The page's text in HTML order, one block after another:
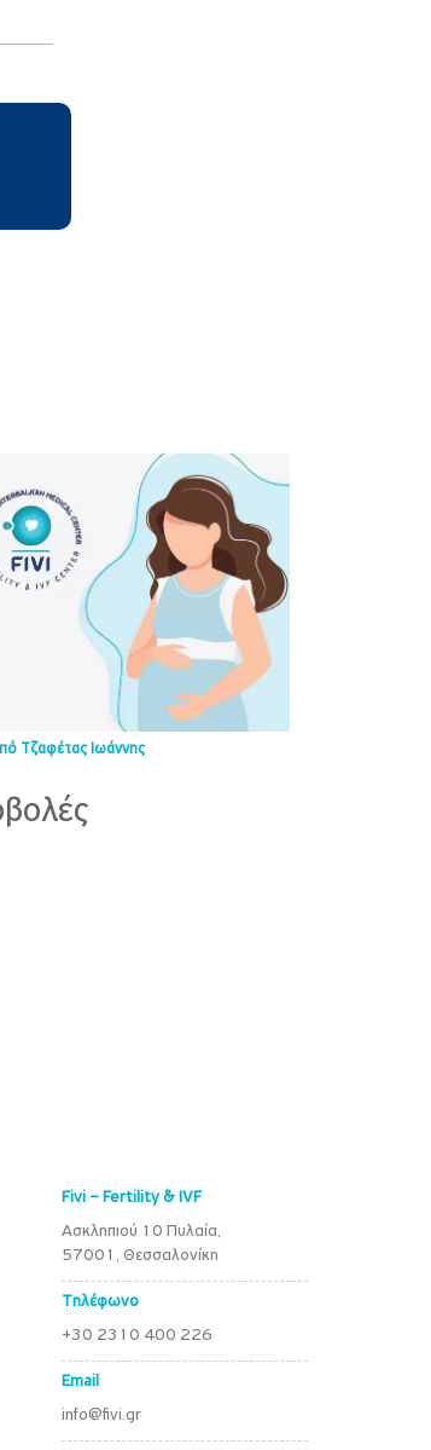
Τζαφέτας Ιωάννης
Fivi – Fertility & IVF
Ασκληπιού 10 Πυλαία,
57001, Θεσσαλονίκη
Τηλέφωνο
+30 2310 400 226
Email
info@fivi.gr